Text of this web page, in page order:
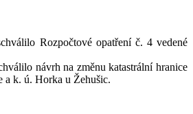
Rozpočtové opatření č. 4 vedené
návrh na změnu katastrální hranice
a k. ú. Horka u Žehušic.